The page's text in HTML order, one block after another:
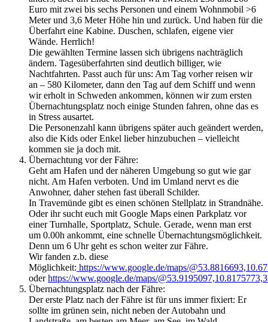
Euro mit zwei bis sechs Personen und einem Wohnmobil >6
Meter und 3,6 Meter Höhe hin und zurück. Und haben für die
Überfahrt eine Kabine. Duschen, schlafen, eigene vier
Wände. Herrlich!
Die gewählten Termine lassen sich übrigens nachträglich
ändern. Tagesüberfahrten sind deutlich billiger, wie
Nachtfahrten. Passt auch für uns: Am Tag vorher reisen wir
an – 580 Kilometer, dann den Tag auf dem Schiff und wenn
wir erholt in Schweden ankommen, können wir zum ersten
Übernachtungsplatz noch einige Stunden fahren, ohne das es
in Stress ausartet.
Die Personenzahl kann übrigens später auch geändert werden,
also die Kids oder Enkel lieber hinzubuchen – vielleicht
kommen sie ja doch mit.
Übernachtung vor der Fähre:
Geht am Hafen und der näheren Umgebung so gut wie gar
nicht. Am Hafen verboten. Und im Umland nervt es die
Anwohner, daher stehen fast überall Schilder.
In Travemünde gibt es einen schönen Stellplatz in Strandnähe.
Oder ihr sucht euch mit Google Maps einen Parkplatz vor
einer Turnhalle, Sportplatz, Schule. Gerade, wenn man erst
um 0.00h ankommt, eine schnelle Übernachtungsmöglichkeit.
Denn um 6 Uhr geht es schon weiter zur Fähre.
Wir fanden z.b. diese
Möglichkeit: https://www.google.de/maps/
oderhttps://www.google.de/maps/
Übernachtungsplatz nach der Fähre:
Der erste Platz nach der Fähre ist für uns immer fixiert: Er
sollte im grünen sein, nicht neben der Autobahn und